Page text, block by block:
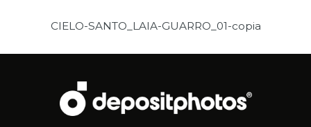
CIELO-SANTO_LAIA-GUARRO_01-copia